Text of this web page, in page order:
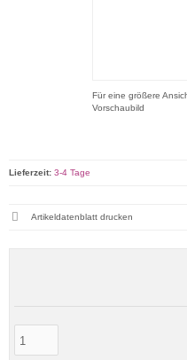
Für eine größere
Vorschaubild
Lieferzeit: 3-4 Tage
Artikeldatenblatt drucken